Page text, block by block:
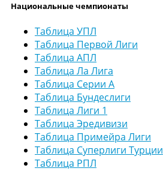
Национальные чемпионаты
Таблица УПЛ
Таблица Первой Лиги
Таблица АПЛ
Таблица Ла Лига
Таблица Серии А
Таблица Бундеслиги
Таблица Лиги 1
Таблица Эредивизи
Таблица Примейра Лиги
Таблица Суперлиги Турции
Таблица РПЛ